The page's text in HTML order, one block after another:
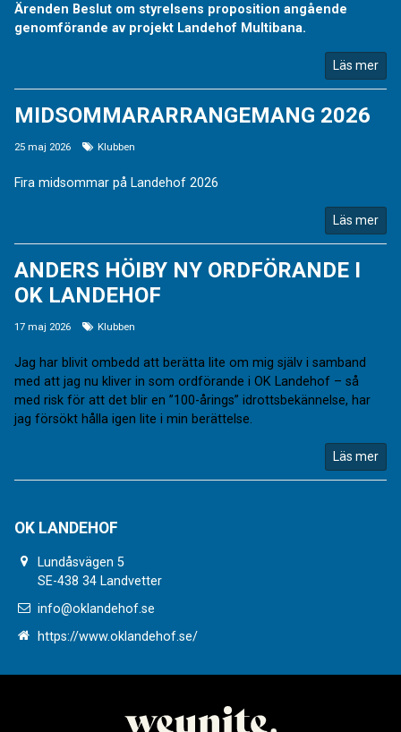
Ärenden Beslut om styrelsens proposition angående
genomförande av projekt Landehof Multibana.
Läs mer
MIDSOMMARARRANGEMANG 2026
25 maj 2026 Klubben
Fira midsommar på Landehof 2026
Läs mer
ANDERS HÖIBY NY ORDFÖRANDE I
OK LANDEHOF
17 maj 2026 Klubben
Jag har blivit ombedd att berätta lite om mig själv i samband
med att jag nu kliver in som ordförande i OK Landehof – så
med risk för att det blir en ”100-årings” idrottsbekännelse, har
jag försökt hålla igen lite i min berättelse.
Läs mer
OK LANDEHOF
Lundåsvägen 5
SE-438 34 Landvetter
info@oklandehof.se
https://www.oklandehof.se/